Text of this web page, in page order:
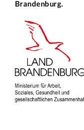
Brandenburg.